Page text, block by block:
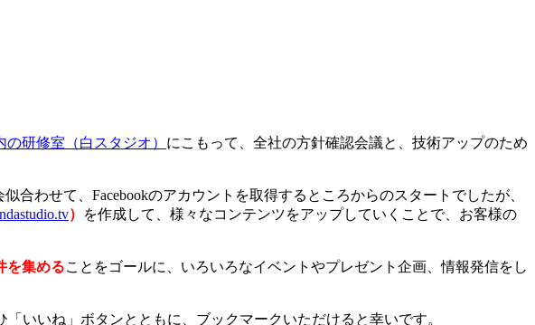
の研修室（白スタジオ） にこもって、全社の方針確認会議と、技術アップのため
わせて、Facebookのアカウントを取得するところからのスタートでしたが、
）
を作成して、様々なコンテンツをアップしていくことで、お客様の
を集めることをゴールに、いろいろなイベントやプレゼント企画、情報発信をし
いいね」ボタンとともに、ブックマークいただけると幸いです。